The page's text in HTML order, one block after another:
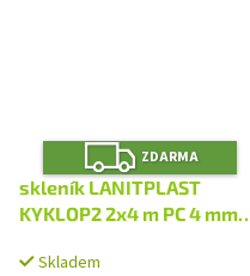
Z
D
A
R
M
ZDARMA
skleník LANITPLAST
KYKLOP2 2x4 m PC 4 mm
Skladem